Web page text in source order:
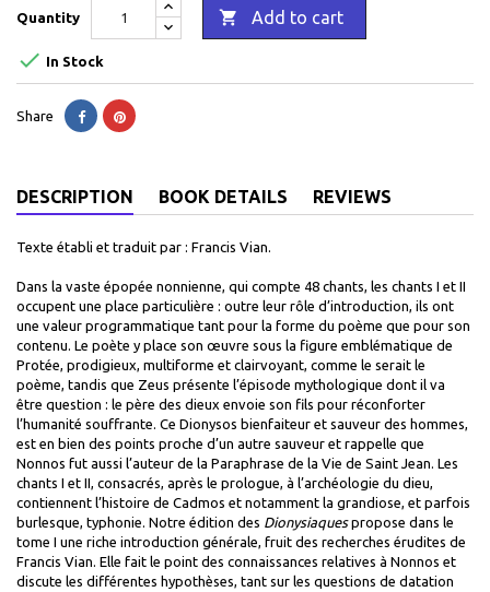
Quantity  Add to cart
 In Stock
Share
DESCRIPTION BOOK DETAILS REVIEWS
Texte établi et traduit par : Francis Vian.
Dans la vaste épopée nonnienne, qui compte 48 chants, les chants I et II
occupent une place particulière : outre leur rôle d’introduction, ils ont
une valeur programmatique tant pour la forme du poème que pour son
contenu. Le poète y place son œuvre sous la figure emblématique de
Protée, prodigieux, multiforme et clairvoyant, comme le serait le
poème, tandis que Zeus présente l’épisode mythologique dont il va
être question : le père des dieux envoie son fils pour réconforter
l’humanité souffrante. Ce Dionysos bienfaiteur et sauveur des hommes,
est en bien des points proche d’un autre sauveur et rappelle que
Nonnos fut aussi l’auteur de la Paraphrase de la Vie de Saint Jean. Les
chants I et II, consacrés, après le prologue, à l’archéologie du dieu,
contiennent l’histoire de Cadmos et notamment la grandiose, et parfois
burlesque, typhonie. Notre édition des Dionysiaquespropose dans le
tome I une riche introduction générale, fruit des recherches érudites de
Francis Vian. Elle fait le point des connaissances relatives à Nonnos et
discute les différentes hypothèses, tant sur les questions de datation